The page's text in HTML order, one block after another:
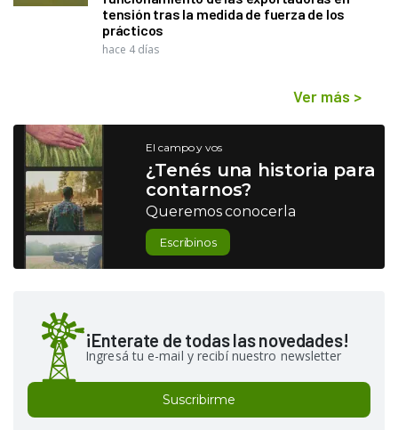
tensión tras la medida de fuerza de los
prácticos
hace 4 días
Ver más >
El campo y vos
¿Tenés una historia para
contarnos?
Queremos conocerla
Escribinos
¡Enterate de todas las novedades!
Ingresá tu e-mail y recibí nuestro newsletter
Suscribirme